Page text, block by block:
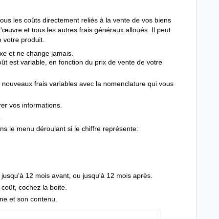
les coûts directement reliés à la vente de vos biens
et tous les autres frais généraux alloués. Il peut
produit.
et ne change jamais.
est variable, en fonction du prix de vente de votre
frais variables avec la nomenclature qui vous
vos informations.
le menu déroulant si le chiffre représente:
12 mois avant, ou jusqu'à 12 mois après.
cochez la boite.
et son contenu.